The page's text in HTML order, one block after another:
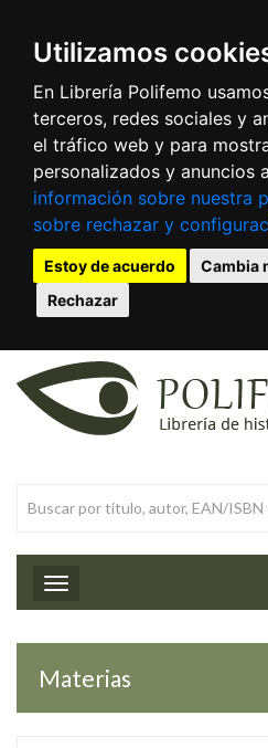
Utilizamos
En Librería Polifemo
terceros, redes sociales y
el tráfico web y para
personalizados y anuncios
información sobre nuestra
sobre rechazar y
Estoy de acuerdo
Cambia
Rechazar
Toggle navigation
Materias